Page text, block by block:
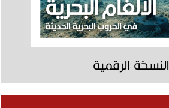
النسخة الرقمية